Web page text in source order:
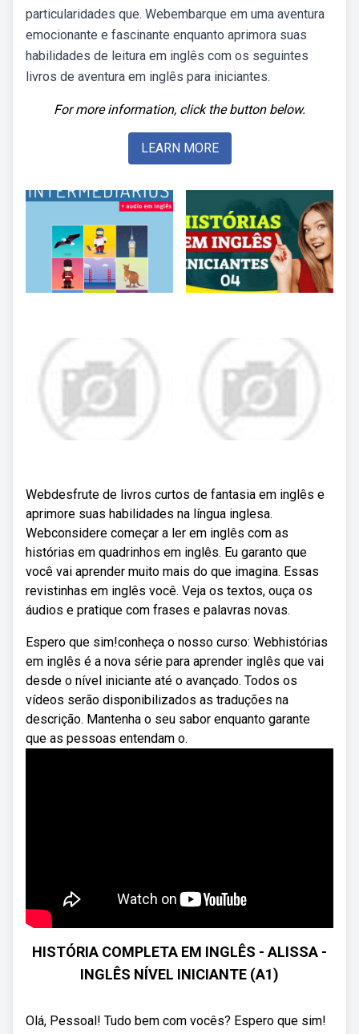
particularidades que. Webembarque em uma aventura
emocionante e fascinante enquanto aprimora suas
habilidades de leitura em inglês com os seguintes
livros de aventura em inglês para iniciantes.
For more information, click the button below.
LEARN MORE
Webdesfrute de livros curtos de fantasia em inglês e
aprimore suas habilidades na língua inglesa.
Webconsidere começar a ler em inglês com as
histórias em quadrinhos em inglês. Eu garanto que
você vai aprender muito mais do que imagina. Essas
revistinhas em inglês você. Veja os textos, ouça os
áudios e pratique com frases e palavras novas.
Espero que sim!conheça o nosso curso: Webhistórias
em inglês é a nova série para aprender inglês que vai
desde o nível iniciante até o avançado. Todos os
vídeos serão disponibilizados as traduções na
descrição. Mantenha o seu sabor enquanto garante
que as pessoas entendam o.
HISTÓRIA COMPLETA EM INGLÊS - ALISSA -
INGLÊS NÍVEL INICIANTE (A1)
Olá, Pessoal! Tudo bem com vocês? Espero que sim!